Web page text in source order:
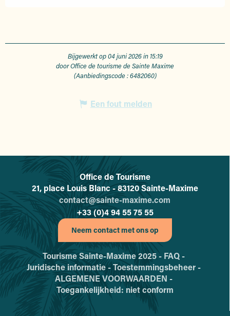
Bijgewerkt op 04 juni 2026 in 15:19
door Office de tourisme de Sainte Maxime
(Aanbiedingscode :6482060)
Een fout melden
L'office de tourisme de Sainte-
Office de Tourisme
21, place Louis Blanc - 83120 Sainte-Maxime
contact@sainte-maxime.com
+33 (0)4 94 55 75 55
Neem contact met ons op
Tourisme Sainte-Maxime 2025 - FAQ -
Juridische informatie -Toestemmingsbeheer -
ALGEMENE VOORWAARDEN -
Toegankelijkheid: niet conform